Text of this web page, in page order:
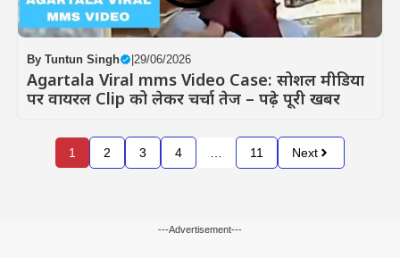
By Tuntun Singh 29/06/2026
Agartala Viral mms Video Case: सोशल मीडिया
पर वायरल Clip को लेकर चर्चा तेज – पढ़े पूरी खबर
1 2 3 4 … 11 Next
---Advertisement---